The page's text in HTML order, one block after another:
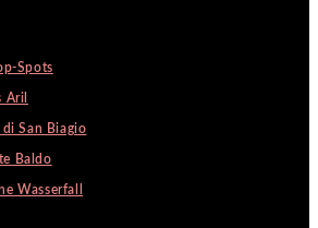
Spots
Aril
di San Biagio
Baldo
Wasserfall